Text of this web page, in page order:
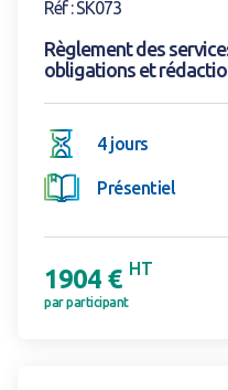
Réf : SK073
Règlement des
obligations et
4 jours
Présentiel
1904 € HT
par participant